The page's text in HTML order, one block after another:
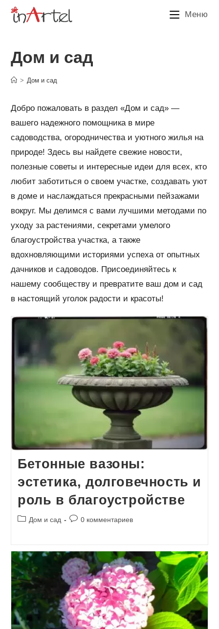
Перейти
Меню
Дом и сад
> Дом и сад
Добро пожаловать в раздел «Дом и сад» —
вашего надежного помощника в мире
садоводства, огородничества и уютного жилья на
природе! Здесь вы найдете свежие новости,
полезные советы и интересные идеи для всех, кто
любит заботиться о своем участке, создавать уют
в доме и наслаждаться прекрасными пейзажами
вокруг. Мы делимся с вами лучшими методами по
уходу за растениями, секретами умелого
благоустройства участка, а также
вдохновляющими историями успеха от опытных
дачников и садоводов. Присоединяйтесь к
нашему сообществу и превратите ваш дом и сад
в настоящий уголок радости и красоты!
Бетонные вазоны:
эстетика, долговечность и
роль в благоустройстве
РубрикаДом и сад
Комментарии
0 комментариев